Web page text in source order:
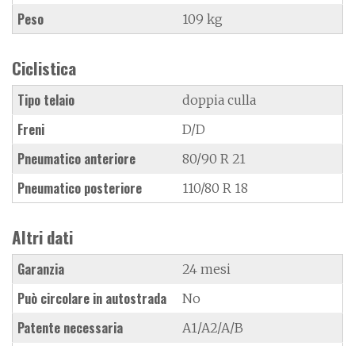
Peso 109 kg
Ciclistica
Tipo telaio doppia culla
Freni D/D
Pneumatico anteriore 80/90 R 21
Pneumatico posteriore 110/80 R 18
Altri dati
Garanzia 24 mesi
Può circolare in autostrada No
Patente necessaria A1/A2/A/B